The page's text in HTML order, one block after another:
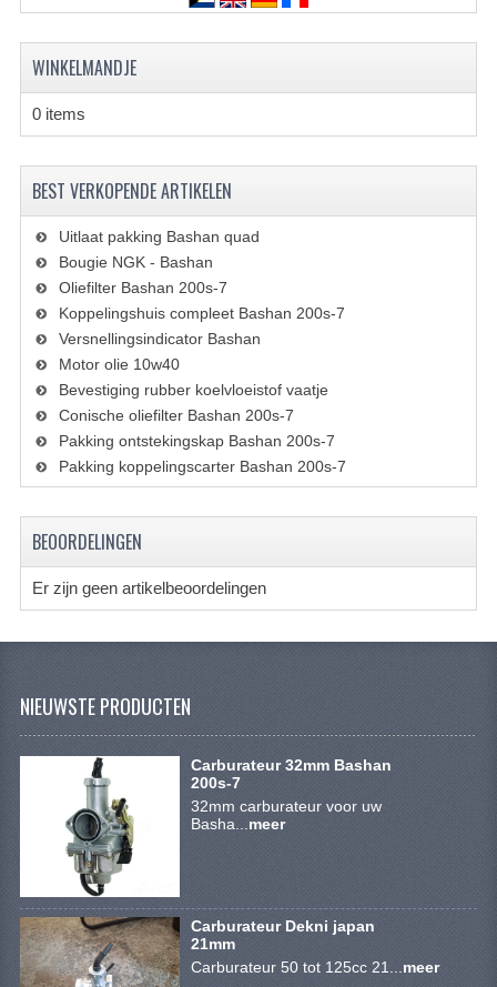
SCHOKBREKERS
STUUR INRICHTING
UITLAAT SYSTEEM
VERLICHTING
WIELEN EN BANDEN
SEGWAY QUADS
SYM 200/250CC
VELGEN & BANDEN
7 INCH VELGEN
8 INCH VELGEN
ACCOUNT
WINKELMANDJE
0 items
BEST VERKOPENDE ARTIKELEN
Uitlaat pakking Bashan quad
Bougie NGK - Bashan
Oliefilter Bashan 200s-7
Koppelingshuis compleet Bashan 200s-7
Versnellingsindicator Bashan
Motor olie 10w40
Bevestiging rubber koelvloeistof vaatje
Conische oliefilter Bashan 200s-7
Pakking ontstekingskap Bashan 200s-7
Pakking koppelingscarter Bashan 200s-7
BEOORDELINGEN
Er zijn geen artikelbeoordelingen
NIEUWSTE PRODUCTEN
Carburateur 32mm Bashan
200s-7
32mm carburateur voor uw
Basha... meer
Carburateur Dekni japan
21mm
Carburateur 50 tot 125cc 21... meer